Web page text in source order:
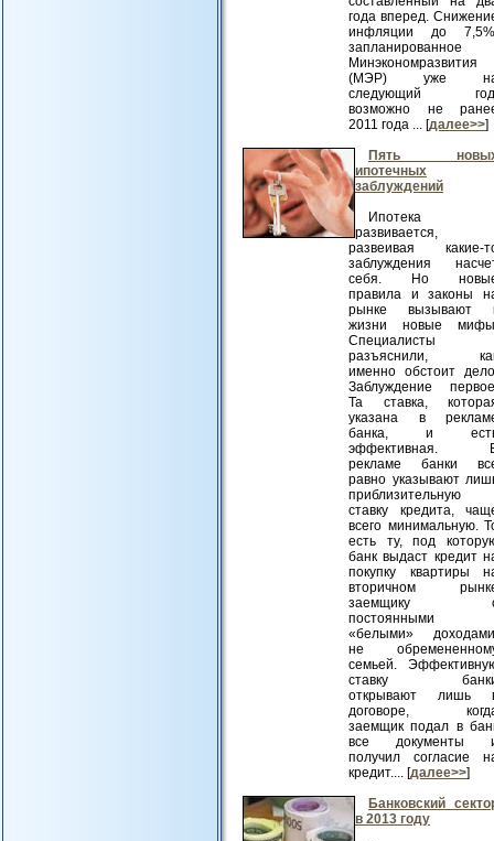
года вперед.
инфляции до
запланированное
Минэкономразвития
(МЭР) уже
следующий
возможно не
2011 года ... [далее>>]
Пять
ипотечных
заблуждений
Ипотека
развивается,
развеивая какие-
заблуждения
себя. Но
правила и законы
рынке вызывают
жизни новые
Специалисты
разъяснили,
именно обстоит
Заблуждение
Та ставка,
указана в
банка, и
эффективная.
рекламе банки
равно указывают
приблизительную
ставку кредита,
всего минимальную.
есть ту, под
банк выдаст кредит
покупку квартиры
вторичном
заемщику
постоянными
«белыми»
не
семьей.
ставку
открывают лишь
договоре,
заемщик подал в
все документы
получил согласие
кредит.... [далее>>]
Банковский
в 2013 году